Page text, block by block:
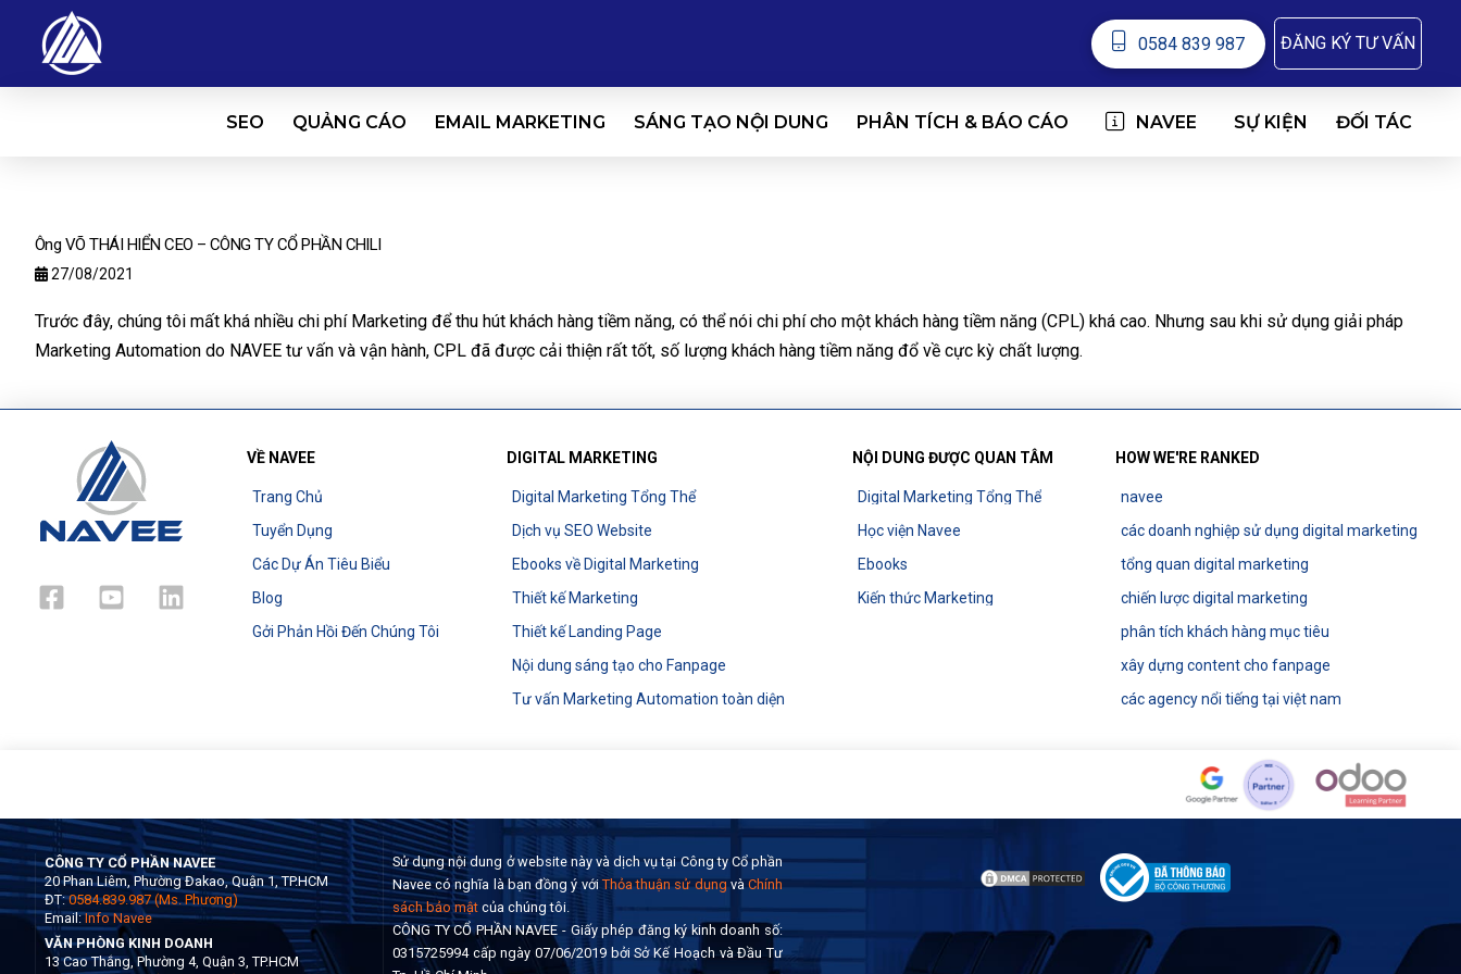
0584 839 987 ĐĂNG KÝ TƯ VẤN
SEO QUẢNG CÁO EMAIL MARKETING SÁNG TẠO NỘI DUNG PHÂN TÍCH & BÁO CÁO NAVEE SỰ KIỆN ĐỐI TÁC
Ông VÕ THÁI HIỂN CEO – CÔNG TY CỔ PHẦN CHILI
27/08/2021
Trước đây, chúng tôi mất khá nhiều chi phí Marketing để thu hút khách hàng tiềm năng, có thể nói chi phí cho một khách hàng tiềm năng (CPL) khá cao. Nhưng sau khi sử dụng giải pháp
Marketing Automation do NAVEE tư vấn và vận hành, CPL đã được cải thiện rất tốt, số lượng khách hàng tiềm năng đổ về cực kỳ chất lượng.
VỀ NAVEE
Trang Chủ
Tuyển Dụng
Các Dự Án Tiêu Biểu
Blog
Gởi Phản Hồi Đến Chúng Tôi
DIGITAL MARKETING
Digital Marketing Tổng Thể
Dịch vụ SEO Website
Ebooks về Digital Marketing
Thiết kế Marketing
Thiết kế Landing Page
Nội dung sáng tạo cho Fanpage
Tư vấn Marketing Automation toàn diện
NỘI DUNG ĐƯỢC QUAN TÂM
Digital Marketing Tổng Thể
Học viện Navee
Ebooks
Kiến thức Marketing
HOW WE'RE RANKED
navee
các doanh nghiệp sử dụng digital marketing
tổng quan digital marketing
chiến lược digital marketing
phân tích khách hàng mục tiêu
xây dựng content cho fanpage
các agency nổi tiếng tại việt nam
CÔNG TY CỔ PHẦN NAVEE
20 Phan Liêm, Phường Đakao, Quận 1, TP.HCM
ĐT:0584.839.987 (Ms. Phương)
Email:Info Navee
VĂN PHÒNG KINH DOANH
13 Cao Thắng, Phường 4, Quận 3, TP.HCM
Sử dụng nội dung ở website này và dịch vụ tại Công ty Cổ phần
Navee có nghĩa là bạn đồng ý vớiThỏa thuận sử dụng vàChính
sách bảo mật của chúng tôi.
CÔNG TY CỔ PHẦN NAVEE - Giấy phép đăng ký kinh doanh số:
0315725994 cấp ngày 07/06/2019 bởi Sở Kế Hoạch và Đầu Tư